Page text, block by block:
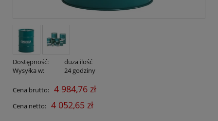
Dostępność:
duża ilość
Wysyłka w:
24 godziny
Cena brutto: 4 984,76 zł
Cena netto: 4 052,65 zł